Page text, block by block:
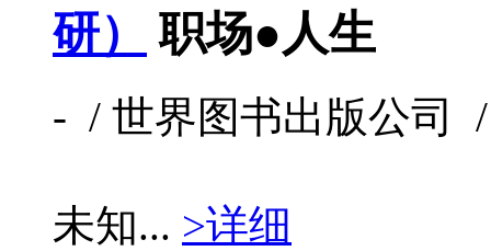
研）
职场●人生
- / 世界图书出版公司
未知... >详细